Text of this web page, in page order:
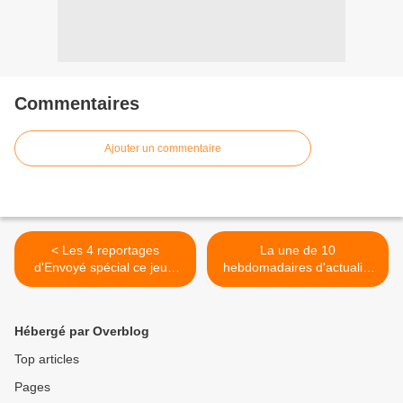
Commentaires
Ajouter un commentaire
< Les 4 reportages
d'Envoyé spécial ce jeudi
soir : arnaques estivales,
La une de 10
hebdomadaires d'actualité
parus ce jeudi. >
Hébergé par Overblog
Top articles
Pages